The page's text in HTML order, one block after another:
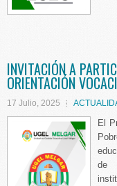
INVITACIÓN A
ORIENTACIÓN
17 Julio, 2025
El
de